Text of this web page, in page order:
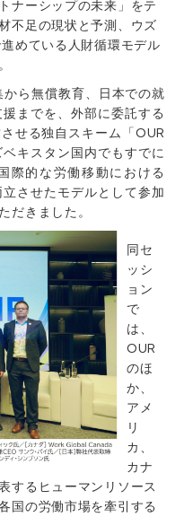
ナーシップの未来」をテ
不足の現状と予測、ウズ
めている人財循環モデル
ら無償教育、日本での就
までを、外部に委託する
せる独自スキーム「OUR
キスタン国内でもすでに
際的な労働移動における
させたモデルとして参加
だきました。
同セ
ッシ
ョン
で
は、
OUR
のほ
か、
アメ
リ
カ、
カナ
するヒューマンリソース
国の労働市場を牽引する